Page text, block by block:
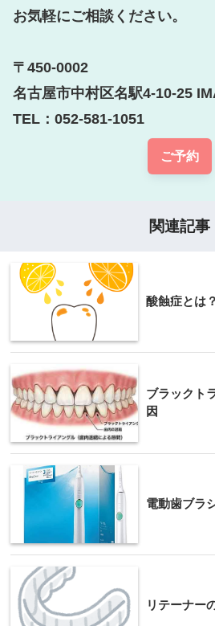
お気軽にご相談ください。
〒450-0002
名古屋市中村区名駅4-10-25
TEL：052-581-1051
ご予約
関連記事
酸蝕症とは？
ブラックト
因
電動歯ブラ
リテーナー